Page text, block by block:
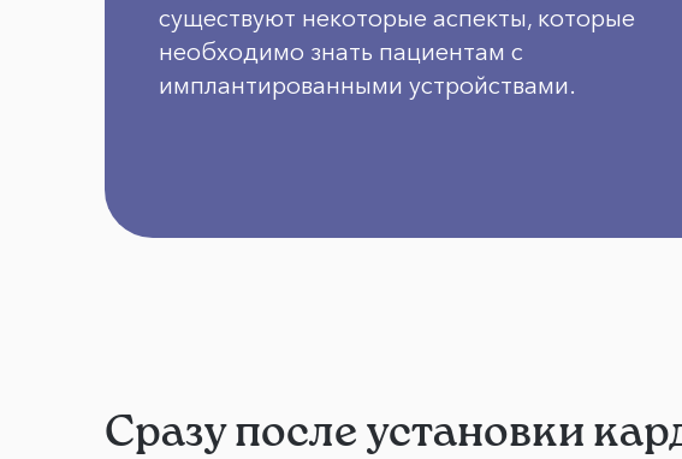
существуют некоторые аспекты, которые
необходимо знать пациентам с
имплантированными устройствами.
Сразу после установки